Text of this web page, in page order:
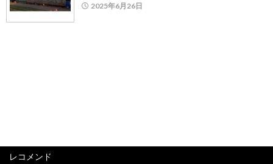
2025年6月26日
レコメンド